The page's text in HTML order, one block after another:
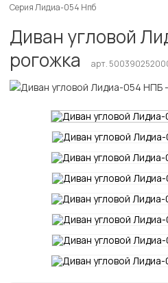
Серия Лидиа-054 Нпб
Диван угловой
рогожка
арт.